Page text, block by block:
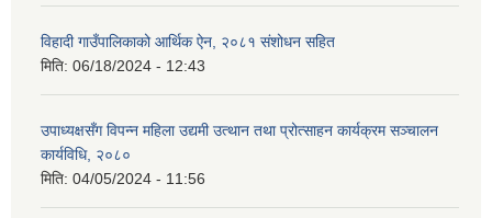
विहादी गाउँपालिकाको आर्थिक ऐन, २०८१ संशोधन सहित
मिति: 06/18/2024 - 12:43
उपाध्यक्षसँग विपन्न महिला उद्यमी उत्थान तथा प्रोत्साहन कार्यक्रम सञ्चालन
कार्यविधि, २०८०
मिति: 04/05/2024 - 11:56